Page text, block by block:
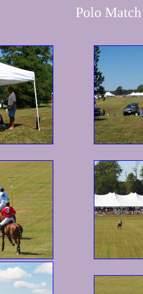
Polo